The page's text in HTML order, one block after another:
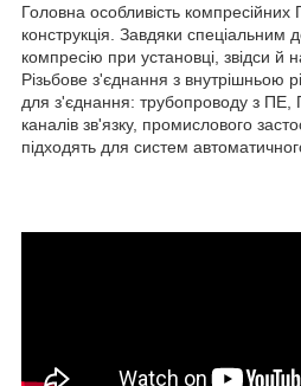
Головна особливість компресійних
конструкція. Завдяки спеціальним
компресію при установці, звідси й
Різьбове з'єднання з внутрішньою
для з'єднання: трубопроводу з
каналів зв'язку, промислового
підходять для систем